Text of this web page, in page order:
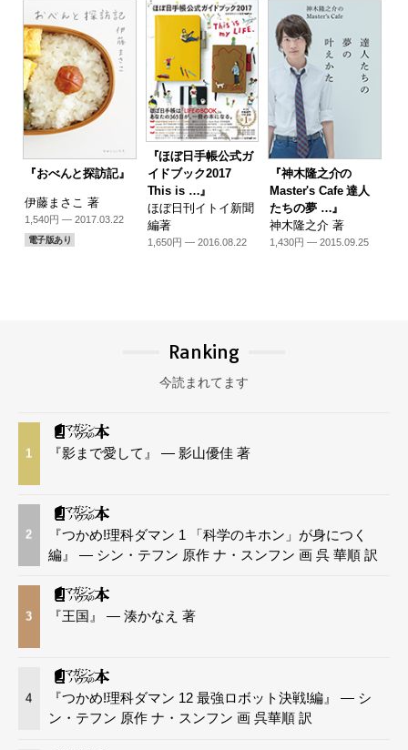
『おべんと探訪記』
伊藤まさこ 著
1,540円 — 2017.03.22
電子版あり
『ほぼ日手帳公式ガ
イドブック2017
This is …』
ほぼ日刊イトイ新聞
編著
1,650円 — 2016.08.22
『神木隆之介の
Master's Cafe 達人
たちの夢 …』
神木隆之介 著
1,430円 — 2015.09.25
Ranking
今読まれてます
1 『影まで愛して』 — 影山優佳 著
2
『つかめ!理科ダマン 1 「科学のキホン」が身につく
編』 — シン・テフン 原作 ナ・スンフン 画 呉 華順 訳
3 『王国』 — 湊かなえ 著
4
『つかめ!理科ダマン 12 最強ロボット決戦!編』 — シ
ン・テフン 原作 ナ・スンフン 画 呉華順 訳